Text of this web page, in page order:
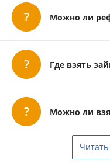
Можно ли
Где взять
Можно ли